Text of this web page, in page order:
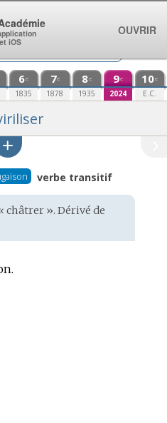
6e
1835
7e
1878
8e
1935
9e
2024
10e
E.C.
verbe transitif
châtrer ». Dérivé de
iOS
OUVRIR